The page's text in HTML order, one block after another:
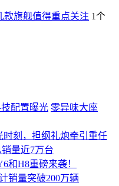
款旗舰值得重点关注 1个
零异味大座
刻，担纲礼炮牵引重任
量近7万台
和H8重磅来袭！
销量突破200万辆